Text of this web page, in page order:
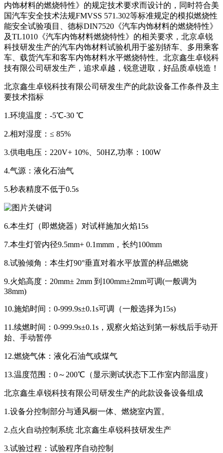
内饰材料的燃烧特性》的规定技术要求而设计的，同时符合美
国汽车安全技术法规FMVSS 571.302等标准规定的模拟燃烧性
能安全试验项目、德标DIN7520《汽车内饰材料的燃烧特性》
及TL1010《汽车内饰材料燃烧特性》的相关要求，北京卓锐
科技研发生产的汽车内饰材料试验机用于鉴别轿车、多用乘客
车、载货汽车和客车内饰材料水平燃烧特性。北京鑫生卓锐科
技有限公司研发生产，追求卓越，锐意进取，好品质卓锐造！
北京鑫生卓锐科技有限公司研发生产的此款设备工作条件及主
要技术指标
1.环境温度：-5℃-30 ℃
2.相对湿度：≤ 85%
3.供电电压：220V+ 10%、50HZ,功率：100W
4.气源：液化石油气
5.秒表精度不低于0.5s
6.本生灯（即燃烧器）对试样施加火焰15s
7.本生灯管内径9.5mm+ 0.1mmm，长约100mm
8.试验倾角：本生灯90°垂直对着水平放置的样品燃烧
9.火焰高度：20mm± 2mm 到100mm±2mm可调(一般调为
38mm)
10.施焰时间：0-999.9s±0.1s可调（一般选择为15s)
11.续燃时间：0-999.9s±0.1s，观察火焰达到第一标线后手动开
始、手动暂停
12.燃烧气体：液化石油气或煤气
13.温度范围：0～200℃（显示测试状态下工作室内部温度）
北京鑫生卓锐科技有限公司研发生产的此款设备设备组成
1.设备分控制部分与通风橱一体、燃烧室内置。
2.点火自动控制系统 北京鑫生卓锐科技研发生产
3.试验过程：试验程序自动控制